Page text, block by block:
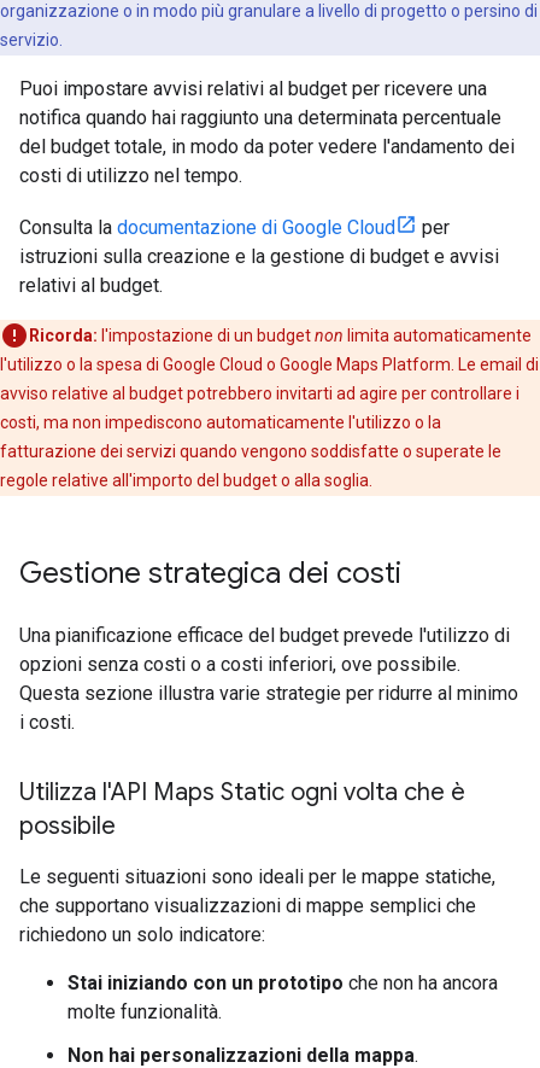
organizzazione o in modo più granulare a livello di progetto o persino di
servizio.
Puoi impostare avvisi relativi al budget per ricevere una
notifica quando hai raggiunto una determinata percentuale
del budget totale, in modo da poter vedere l'andamento dei
costi di utilizzo nel tempo.
Consulta la documentazione di Google Cloud
per
istruzioni sulla creazione e la gestione di budget e avvisi
relativi al budget.
Ricorda: l'impostazione di un budgetnon limita automaticamente
l'utilizzo o la spesa di Google Cloud o Google Maps Platform. Le email di
avviso relative al budget potrebbero invitarti ad agire per controllare i
costi, ma non impediscono automaticamente l'utilizzo o la
fatturazione dei servizi quando vengono soddisfatte o superate le
regole relative all'importo del budget o alla soglia.
Gestione strategica dei costi
Una pianificazione efficace del budget prevede l'utilizzo di
opzioni senza costi o a costi inferiori, ove possibile.
Questa sezione illustra varie strategie per ridurre al minimo
i costi.
Utilizza l'API Maps Static ogni volta che è
possibile
Le seguenti situazioni sono ideali per le mappe statiche,
che supportano visualizzazioni di mappe semplici che
richiedono un solo indicatore:
Stai iniziando con un prototipo che non ha ancora
molte funzionalità.
Non hai personalizzazioni della mappa.